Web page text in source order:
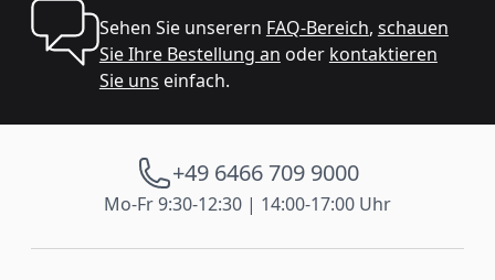
Sehen Sie unserern FAQ-Bereich, schauen
Sie Ihre Bestellung an oder kontaktieren
Sie uns einfach.
+49 6466 709 9000
Mo-Fr 9:30-12:30 | 14:00-17:00 Uhr